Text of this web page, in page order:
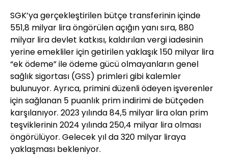
SGK’ya gerçekleştirilen bütçe transferinin içinde
551,8 milyar lira öngörülen açığın yanı sıra, 880
milyar lira devlet katkısı, kaldırılan vergi iadesinin
yerine emekliler için getirilen yaklaşık 150 milyar lira
“ek ödeme” ile ödeme gücü olmayanların genel
sağlık sigortası (GSS) primleri gibi kalemler
bulunuyor. Ayrıca, primini düzenli ödeyen işverenler
için sağlanan 5 puanlık prim indirimi de bütçeden
karşılanıyor. 2023 yılında 84,5 milyar lira olan prim
teşviklerinin 2024 yılında 250,4 milyar lira olması
öngörülüyor. Gelecek yıl da 320 milyar liraya
yaklaşması bekleniyor.